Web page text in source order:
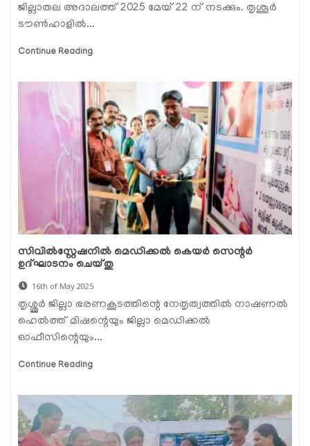
ജില്ലാതല അദാലത്ത് 2025 മേയ് 22 ന് നടക്കും. തൃശൂര്‍
ടൗണ്‍ഹാളില്‍...
Continue Reading
സിവില്‍സ്റ്റേഷനില്‍ മെഡിക്കല്‍ കെയര്‍ സെന്റര്‍
ഉദ്ഘാടനം ചെയ്തു
16th of May 2025
തൃശ്ശൂര്‍ ജില്ലാ ഭരണകൂടത്തിന്റെ നേതൃത്വത്തില്‍ നാഷണല്‍
ഹെല്‍ത്ത് മിഷന്റെയും ജില്ലാ മെഡിക്കല്‍
ഓഫീസിന്റെയും...
Continue Reading